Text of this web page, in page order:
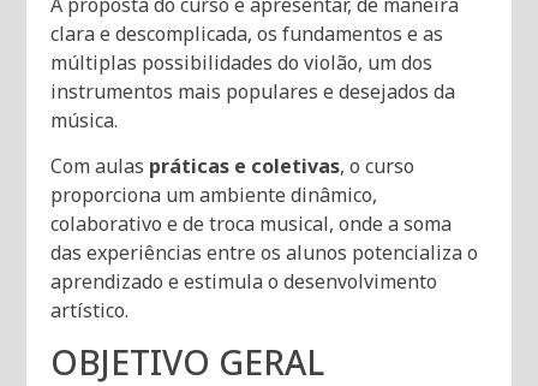
clara e descomplicada, os fundamentos e as
múltiplas possibilidades do violão, um dos
instrumentos mais populares e desejados da
música.
Com aulas práticas e coletivas, o curso
proporciona um ambiente dinâmico,
colaborativo e de troca musical, onde a soma
das experiências entre os alunos potencializa o
aprendizado e estimula o desenvolvimento
artístico.
OBJETIVO GERAL